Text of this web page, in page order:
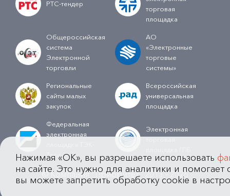
РТС-тендер
торговая
площадка
Общероссийская
система
Электронной
торговли
АО
«Электронные
торговые
системы»
Региональные
сайты малых
закупок
Всероссийская
универсальная
площадка
Федеральная
электронная
Торг
Электронная
торговая
© Компания "Приоритет" 2013 - 2026
Нажимая «OK», вы разрешаете использовать
на сайте. Это нужно для аналитики и помогает
вы можете запретить обработку cookie в